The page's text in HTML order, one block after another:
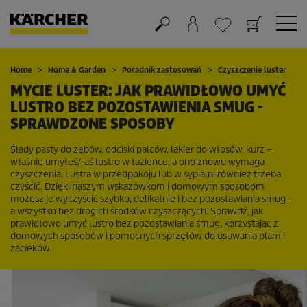
Koszyk
Lista życzeń
Home Home & Garden Poradnik zastosowań Czyszczenie luster
MYCIE LUSTER: JAK PRAWIDŁOWO UMYĆ
LUSTRO BEZ POZOSTAWIENIA SMUG -
SPRAWDZONE SPOSOBY
Ślady pasty do zębów, odciski palców, lakier do włosów, kurz –
właśnie umyłeś/-aś lustro w łazience, a ono znowu wymaga
czyszczenia. Lustra w przedpokoju lub w sypialni również trzeba
czyścić. Dzięki naszym wskazówkom i domowym sposobom
możesz je wyczyścić szybko, delikatnie i bez pozostawiania smug -
a wszystko bez drogich środków czyszczących. Sprawdź, jak
prawidłowo umyć lustro bez pozostawiania smug, korzystając z
domowych sposobów i pomocnych sprzętów do usuwania plam i
zacieków.